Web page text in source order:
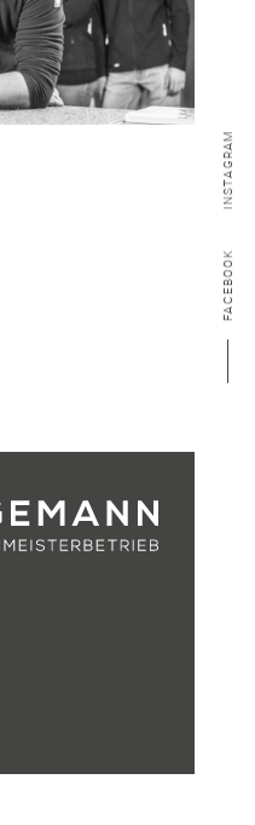
FACEBOOK
INSTAGRAM